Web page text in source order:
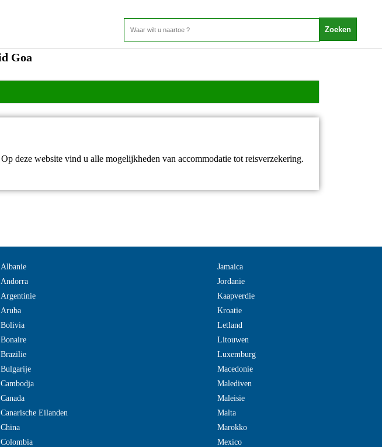
Goa
deze website vind u alle mogelijkheden van accommodatie tot reisverzekering.
Albanie
Andorra
Argentinie
Aruba
Bolivia
Bonaire
Brazilie
Bulgarije
Cambodja
Canada
Canarische Eilanden
China
Colombia
Jamaica
Jordanie
Kaapverdie
Kroatie
Letland
Litouwen
Luxemburg
Macedonie
Malediven
Maleisie
Malta
Marokko
Mexico